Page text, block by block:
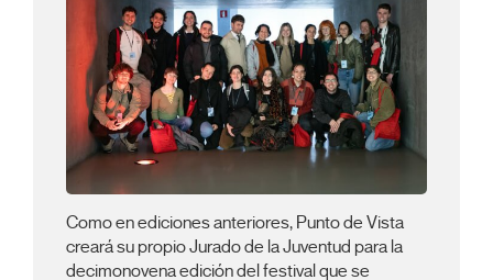
Como en ediciones anteriores, Punto de Vista
creará su propio Jurado de la Juventud para la
decimonovena edición del festival que se